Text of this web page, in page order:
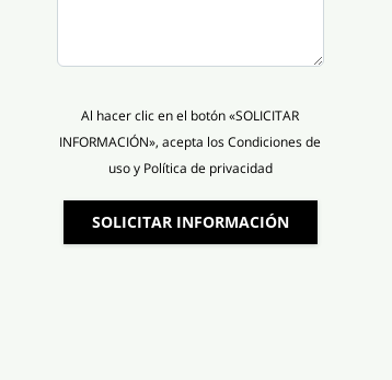
Al hacer clic en el botón «SOLICITAR
INFORMACIÓN», acepta los Condiciones de
uso y Política de privacidad
SOLICITAR INFORMACIÓN